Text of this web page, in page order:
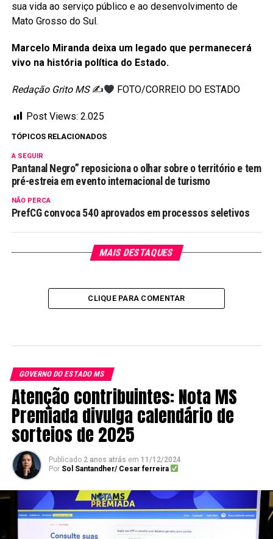
sua vida ao serviço público e ao desenvolvimento de
Mato Grosso do Sul.
Marcelo Miranda deixa um legado que permanecerá
vivo na história política do Estado.
Redação Grito MS✍ FOTO/CORREIO DO ESTADO
Post Views: 2.025
TÓPICOS RELACIONADOS
A SEGUIR
Pantanal Negro” reposiciona o olhar sobre o território e tem
pré-estreia em evento internacional de turismo
NÃO PERCA
PrefCG convoca 540 aprovados em processos seletivos
MAIS DESTAQUES
CLIQUE PARA COMENTAR
GOVERNO DO ESTADO MS
Atenção contribuintes: Nota MS
Premiada divulga calendário de
sorteios de 2025
Publicado 2 anos atrás em 11/12/2024
Por Sol Santandher/ Cesar ferreira